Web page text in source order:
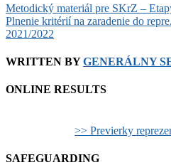
Metodický materiál pre SKrZ –
Plnenie kritérií na zaradenie do
2021/2022
WRITTEN BYGENERÁLNY
ONLINE RESULTS
>> Previerky
SAFEGUARDING